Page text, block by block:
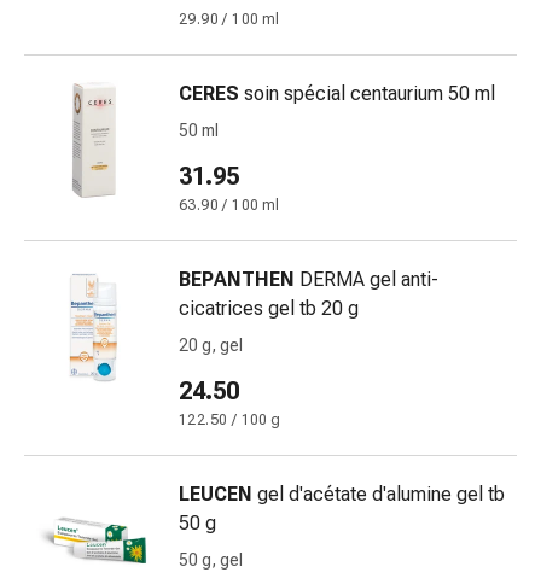
ferite
Medicazioni
spray
Suture
adesive
colla
tissutale
vescicante
Tamponi
medicali
orecchie
Dolore
29.90 / 100 ml
CERES soin spécial centaurium 50 ml
50 ml
31.95
63.90 / 100 ml
BEPANTHEN DERMA gel anti-
cicatrices gel tb 20 g
20 g, gel
24.50
122.50 / 100 g
LEUCEN gel d'acétate d'alumine gel tb
50 g
50 g, gel